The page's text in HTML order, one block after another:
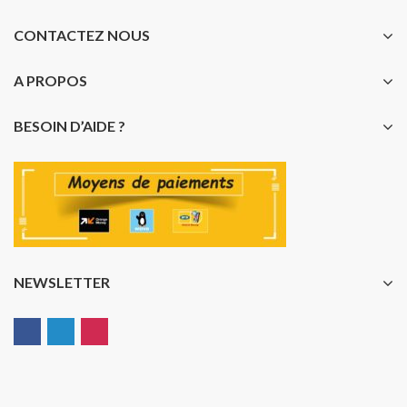
CONTACTEZ NOUS
A PROPOS
BESOIN D’AIDE ?
NEWSLETTER